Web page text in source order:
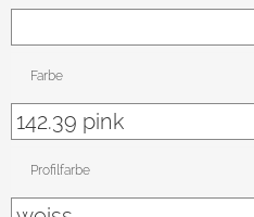
Farbe
Profilfarbe